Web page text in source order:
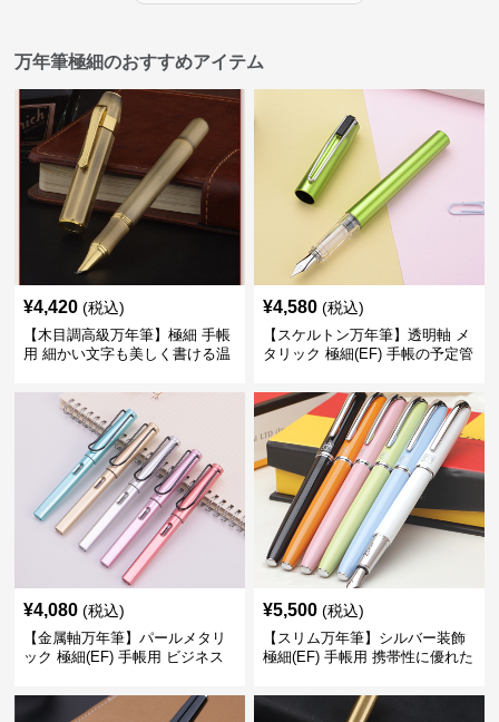
万年筆極細のおすすめアイテム
¥4,420 (税込)
【木目調高級万年筆】極細 手帳
用 細かい文字も美しく書ける温
¥4,580 (税込)
【スケルトン万年筆】透明軸 メ
タリック 極細(EF) 手帳の予定管
デザイン
¥4,080 (税込)
【金属軸万年筆】パールメタリ
ック 極細(EF) 手帳用 ビジネス
る
¥5,500 (税込)
【スリム万年筆】シルバー装飾
極細(EF) 手帳用 携帯性に優れた
ートに筆記